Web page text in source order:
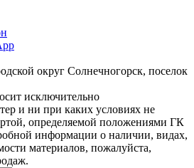
округ Солнечногорск, поселок
исключительно
и ни при каких условиях не
определяемой положениями ГК
информации о наличии, видах,
материалов, пожалуйста,